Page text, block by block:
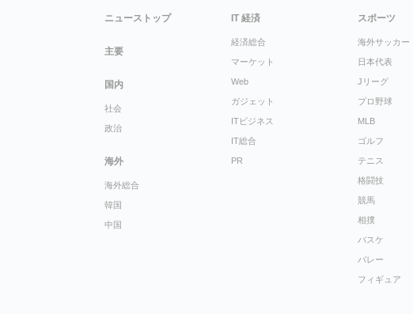
ニューストップ
主要
国内
社会
政治
海外
海外総合
韓国
中国
IT 経済
経済総合
マーケット
Web
ガジェット
ITビジネス
IT総合
PR
スポーツ
海外サッカー
日本代表
Jリーグ
プロ野球
MLB
ゴルフ
テニス
格闘技
競馬
相撲
バスケ
バレー
フィギュア